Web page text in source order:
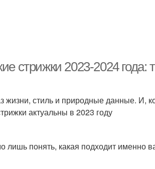
стрижки 2023-2024 года:
жизни, стиль и природные данные. И,
актуальны в 2023 году
лишь понять, какая подходит именно